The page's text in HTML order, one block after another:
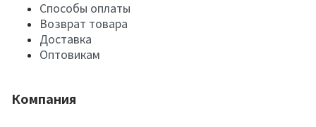
Способы оплаты
Возврат товара
Доставка
Оптовикам
Компания